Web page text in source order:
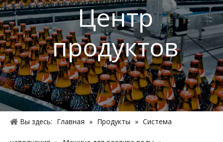
Центр
продуктов
Вы здесь: Главная » Продукты » Система